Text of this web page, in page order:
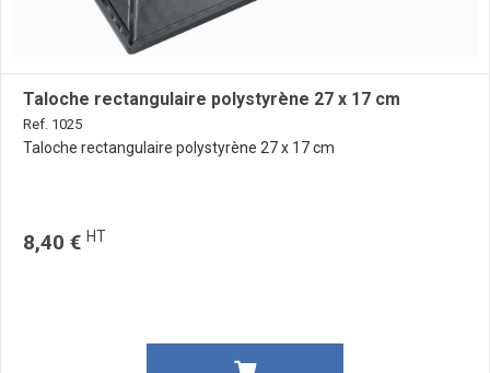
Taloche rectangulaire polystyrène 27 x 17 cm
Ref. 1025
Taloche rectangulaire polystyrène 27 x 17 cm
8,40 € HT